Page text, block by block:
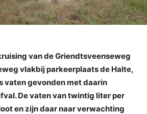
van de Griendtsveenseweg
vlakbij parkeerplaats de Halte,
vaten gevonden met daarin
De vaten van twintig liter per
en zijn daar naar verwachting